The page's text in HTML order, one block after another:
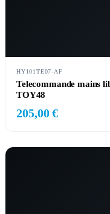
HY101TE07-AF
Telecommande mains
TOY48
205,00 €